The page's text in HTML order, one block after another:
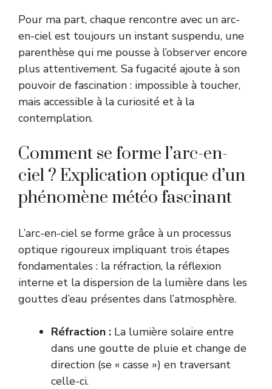
Pour ma part, chaque rencontre avec un arc-
en-ciel est toujours un instant suspendu, une
parenthèse qui me pousse à l’observer encore
plus attentivement. Sa fugacité ajoute à son
pouvoir de fascination : impossible à toucher,
mais accessible à la curiosité et à la
contemplation.
Comment se forme l’arc-en-
ciel ? Explication optique d’un
phénomène météo fascinant
L’arc-en-ciel se forme grâce à un processus
optique rigoureux impliquant trois étapes
fondamentales : la réfraction, la réflexion
interne et la dispersion de la lumière dans les
gouttes d’eau présentes dans l’atmosphère.
Réfraction : La lumière solaire entre
dans une goutte de pluie et change de
direction (se « casse ») en traversant
celle-ci.